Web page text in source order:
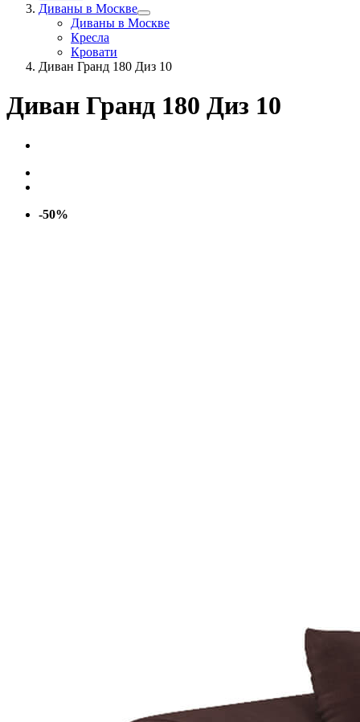
Диваны в Москве
Диваны в Москве
Кресла
Кровати
Диван Гранд 180 Диз 10
Диван Гранд 180 Диз 10
-50%